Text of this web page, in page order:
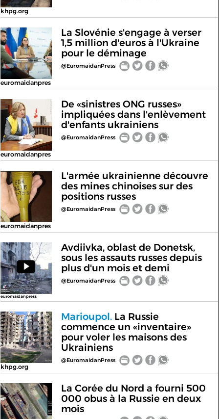
khpg.org
euromaidanpres
La Slovénie s'engage à verser
1,5 million d'euros à l'Ukraine
pour le déminage
@EuromaidanPress
euromaidanpres
De «sinistres ONG russes»
impliquées dans l'enlèvement
d'enfants ukrainiens
@EuromaidanPress
euromaidanpres
L'armée ukrainienne découvre
des mines chinoises sur des
positions russes
@EuromaidanPress
euromaidanpress
Avdiivka, oblast de Donetsk,
sous les assauts russes depuis
plus d'un mois et demi
@EuromaidanPress
khpg.org
Marioupol.La Russie
commence un «inventaire»
pour voler les maisons des
Ukrainiens
@EuromaidanPress
La Corée du Nord a fourni 500
000 obus à la Russie en deux
mois